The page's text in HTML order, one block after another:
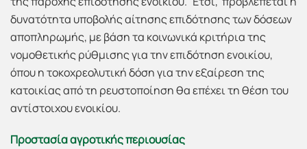
δυνατότητα υποβολής αίτησης επιδότησης των δόσεων
αποπληρωμής, με βάση τα κοινωνικά κριτήρια της
νομοθετικής ρύθμισης για την επιδότηση ενοικίου,
όπου η τοκοχρεολυτική δόση για την εξαίρεση της
κατοικίας από τη ρευστοποίηση θα επέχει τη θέση του
αντίστοιχου ενοικίου.
Προστασία αγροτικής περιουσίας